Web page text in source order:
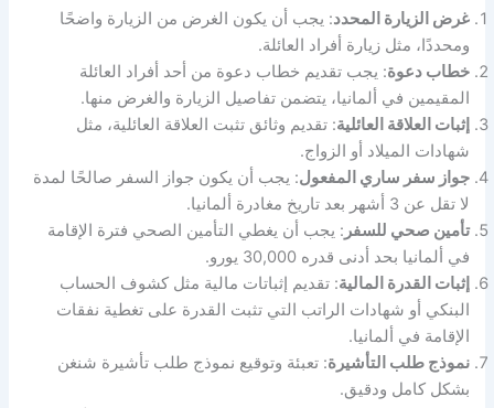
غرض الزيارة المحدد: يجب أن يكون الغرض من الزيارة واضحًا
ومحددًا، مثل زيارة أفراد العائلة.
خطاب دعوة: يجب تقديم خطاب دعوة من أحد أفراد العائلة
المقيمين في ألمانيا، يتضمن تفاصيل الزيارة والغرض منها.
إثبات العلاقة العائلية: تقديم وثائق تثبت العلاقة العائلية، مثل
شهادات الميلاد أو الزواج.
جواز سفر ساري المفعول: يجب أن يكون جواز السفر صالحًا لمدة
لا تقل عن 3 أشهر بعد تاريخ مغادرة ألمانيا.
تأمين صحي للسفر : يجب أن يغطي التأمين الصحي فترة الإقامة
في ألمانيا بحد أدنى قدره 30,000 يورو.
إثبات القدرة المالية: تقديم إثباتات مالية مثل كشوف الحساب
البنكي أو شهادات الراتب التي تثبت القدرة على تغطية نفقات
الإقامة في ألمانيا.
نموذج طلب التأشيرة: تعبئة وتوقيع نموذج طلب تأشيرة شنغن
بشكل كامل ودقيق.